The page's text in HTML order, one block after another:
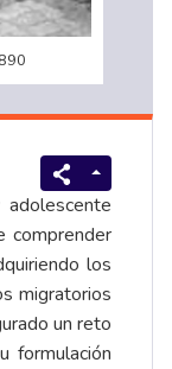
comprender
los
migratorios
un reto
formulación